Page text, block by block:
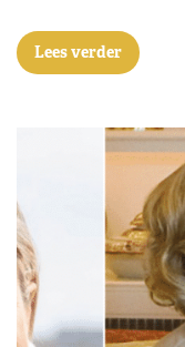
Lees verder